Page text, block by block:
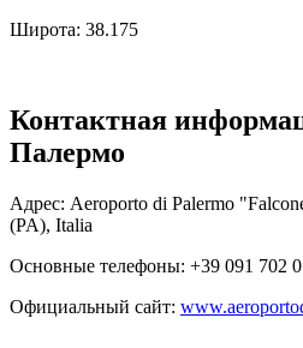
Широта: 38.175
Контактная
Палермо
Адрес: Aeroporto di Palermo
(PA), Italia
Основные телефоны: +39 091 702
Официальный сайт: